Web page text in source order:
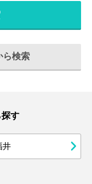
ら検索
す
井